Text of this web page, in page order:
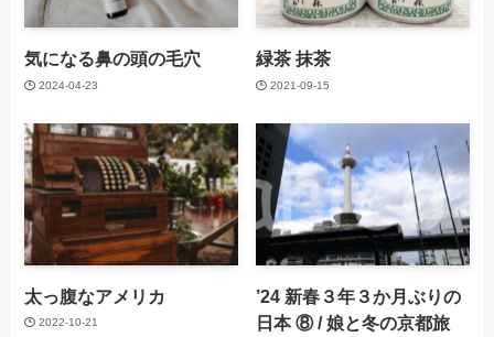
気になる鼻の頭の毛穴
2024-04-23
緑茶 抹茶
2021-09-15
太っ腹なアメリカ
2022-10-21
’24 新春３年３か月ぶりの
日本 ⑧ / 娘と冬の京都旅